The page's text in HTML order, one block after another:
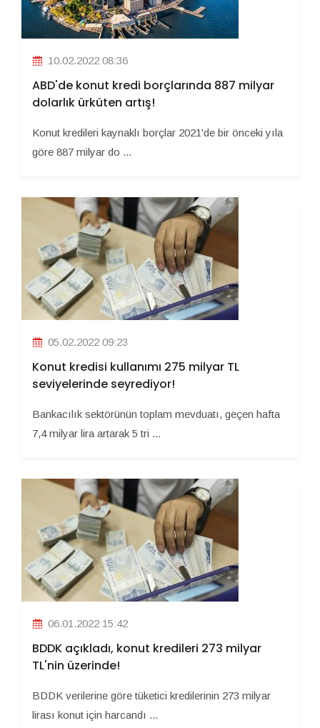
10.02.2022 08:36
ABD'de konut kredi borçlarında 887 milyar
dolarlık ürküten artış!
Konut kredileri kaynaklı borçlar 2021'de bir önceki yıla
göre 887 milyar do ...
05.02.2022 09:23
Konut kredisi kullanımı 275 milyar TL
seviyelerinde seyrediyor!
Bankacılık sektörünün toplam mevduatı, geçen hafta
7,4 milyar lira artarak 5 tri ...
06.01.2022 15:42
BDDK açıkladı, konut kredileri 273 milyar
TL'nin üzerinde!
BDDK verilerine göre tüketici kredilerinin 273 milyar
lirası konut için harcandı ...